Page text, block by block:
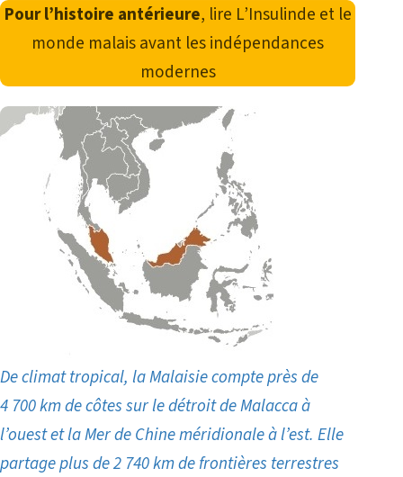
Pour l’histoire antérieure, lire L’Insulinde et le
monde malais avant les indépendances
modernes
De climat tropical, la Malaisie compte près de
4 700 km de côtes sur le détroit de Malacca à
l’ouest et la Mer de Chine méridionale à l’est. Elle
partage plus de 2 740 km de frontières terrestres